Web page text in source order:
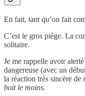
En fait, tant qu’on fait
C’est le gros piège. La
solitaire.
Je me rappelle avoir
dangereuse (avec un
la réaction très sincère de
boit le moins.